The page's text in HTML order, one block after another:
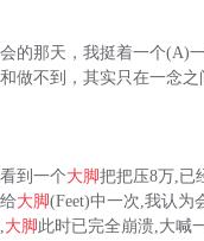
的那天，我挺着一个(A)
做不到，其实只在一念之
到一个大脚把把压8万,已
大脚(Feet)中一次,我认为
大脚此时已完全崩溃,大喊